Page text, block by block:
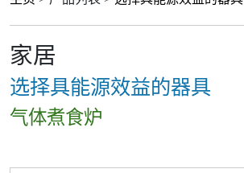
家居
选择具能源效益的器具
气体煮食炉